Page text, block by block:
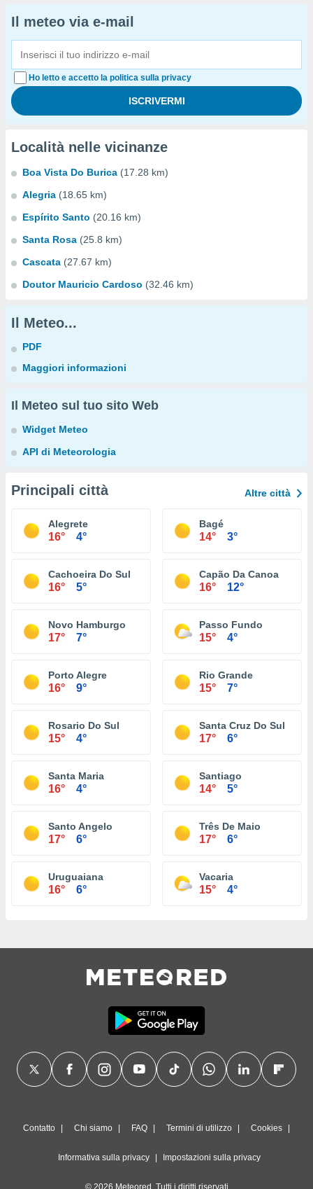
Il meteo via e-mail
Ho letto e accetto la politica sulla privacy
Località nelle vicinanze
Boa Vista Do Burica (17.28 km)
Alegria (18.65 km)
Espírito Santo (20.16 km)
Santa Rosa (25.8 km)
Cascata (27.67 km)
Doutor Mauricio Cardoso (32.46 km)
Il Meteo...
PDF
Maggiori informazioni
Il Meteo sul tuo sito Web
Widget Meteo
API di Meteorologia
Principali città Altre città
Alegrete
16° 4°
Bagé
14° 3°
Cachoeira Do Sul
16° 5°
Capão Da Canoa
16° 12°
Novo Hamburgo
17° 7°
Passo Fundo
15° 4°
Porto Alegre
16° 9°
Rio Grande
15° 7°
Rosario Do Sul
15° 4°
Santa Cruz Do Sul
17° 6°
Santa Maria
16° 4°
Santiago
14° 5°
Santo Angelo
17° 6°
Três De Maio
17° 6°
Uruguaiana
16° 6°
Vacaria
15° 4°
Contatto Chi siamo FAQ Termini di utilizzo Cookies
Informativa sulla privacy Impostazioni sulla privacy
© 2026 Meteored. Tutti i diritti riservati